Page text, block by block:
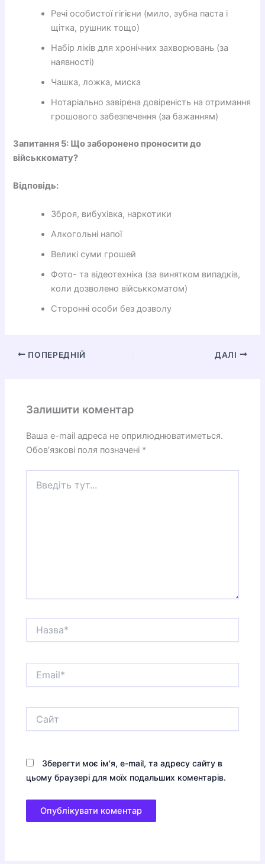
Речі особистої гігієни (мило, зубна паста і
щітка, рушник тощо)
Набір ліків для хронічних захворювань (за
наявності)
Чашка, ложка, миска
Нотаріально завірена довіреність на отримання
грошового забезпечення (за бажанням)
Запитання 5: Що заборонено проносити до
військкомату?
Відповідь:
Зброя, вибухівка, наркотики
Алкогольні напої
Великі суми грошей
Фото- та відеотехніка (за винятком випадків,
коли дозволено військкоматом)
Сторонні особи без дозволу
ПОПЕРЕДНІЙ ДАЛІ
Залишити коментар
Ваша e-mail адреса не оприлюднюватиметься.
Обов’язкові поля позначені *
тут...
Зберегти моє ім'я, e-mail, та адресу сайту в
цьому браузері для моїх подальших коментарів.